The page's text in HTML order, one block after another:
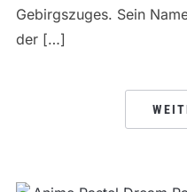
Gebirgszuges. Sein
der […]